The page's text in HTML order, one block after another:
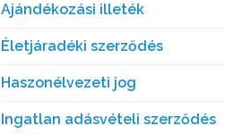
Ajándékozási illeték
Életjáradéki szerződés
Haszonélvezeti jog
Ingatlan adásvételi szerződés